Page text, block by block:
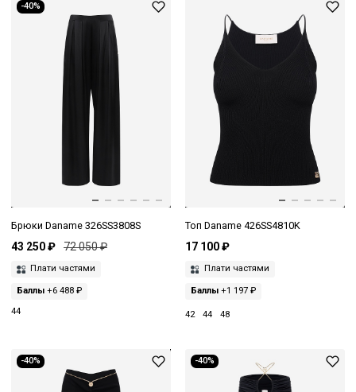
-40%
Брюки Daname 326SS3808S
43 250 ₽ 72 050 ₽
Плати частями
Баллы +6 488 ₽
44
Топ Daname 426SS4810K
17 100 ₽
Плати частями
Баллы+1 197 ₽
42 44 48
-40% -40%